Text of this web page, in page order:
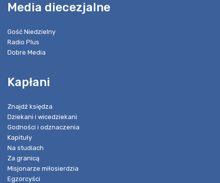
Media diecezjalne
Gość Niedzielny
Radio Plus
Dobre Media
Kapłani
Znajdź księdza
Dziekani i wicedziekani
Godności i odznaczenia
Kapituły
Na studiach
Za granicą
Misjonarze miłosierdzia
Egzorcyści